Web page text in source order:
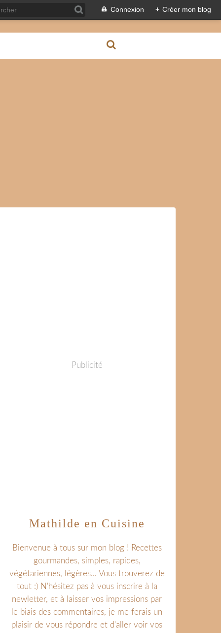
Connexion + Créer mon blog
Publicité
Mathilde en Cuisine
Bienvenue à tous sur mon blog ! Recettes
gourmandes, simples, rapides,
végétariennes, légères... Vous trouverez de
tout :) N'hésitez pas à vous inscrire à la
newletter, et à laisser vos impressions par
le biais des commentaires, je me ferais un
plaisir de vous répondre et d'aller voir vos